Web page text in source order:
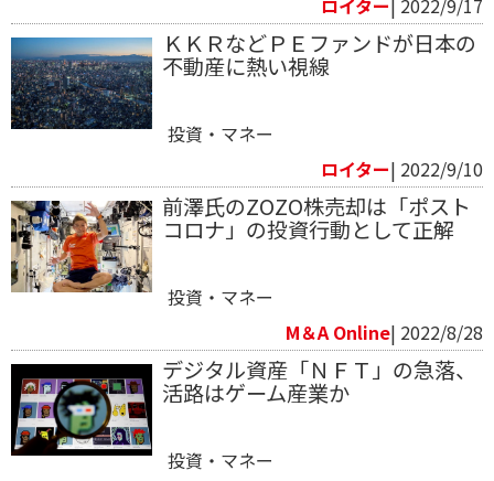
ロイター | 2022/9/17
ＫＫＲなどＰＥファンドが日本の
不動産に熱い視線
投資・マネー
ロイター| 2022/9/10
前澤氏のZOZO株売却は「ポスト
コロナ」の投資行動として正解
投資・マネー
M＆A Online| 2022/8/28
デジタル資産「ＮＦＴ」の急落、
活路はゲーム産業か
投資・マネー